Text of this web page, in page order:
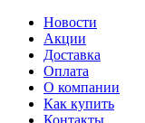
Новости
Акции
Доставка
Оплата
О компании
Как купить
Контакты